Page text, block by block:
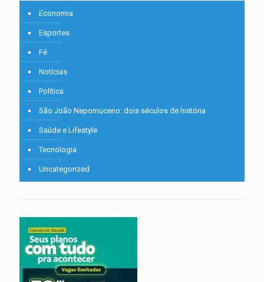
Economia
Esportes
Fé
Notícias
Política
São João Nepomuceno: dois séculos de história
Saúde e Lifestyle
Tecnologia
Uncategorized